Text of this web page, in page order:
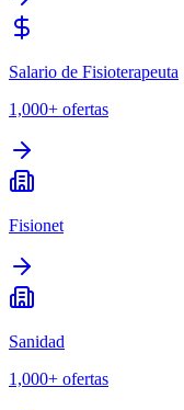
Salario de Fisioterapeuta
1,000+ ofertas
Fisionet
Sanidad
1,000+ ofertas